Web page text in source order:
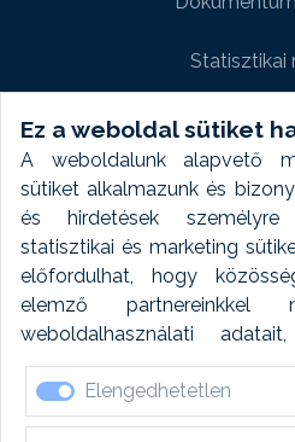
Ez a weboldal sütiket
A weboldalunk alapvető
sütiket alkalmazunk és
és hirdetések személyre
statisztikai és marketing
előfordulhat, hogy
elemző
weboldalhasználati
forrásokból gyűjtött
elfogadásával
ezen adatokat 6 hónap után
Elengedhetetlen
Statisztikai
Weboldal
Fényképtár
Autómosó